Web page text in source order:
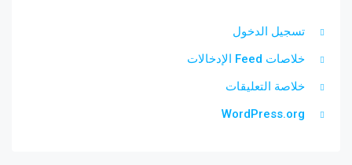
تسجيل الدخول
خلاصات Feed الإدخالات
خلاصة التعليقات
WordPress.org